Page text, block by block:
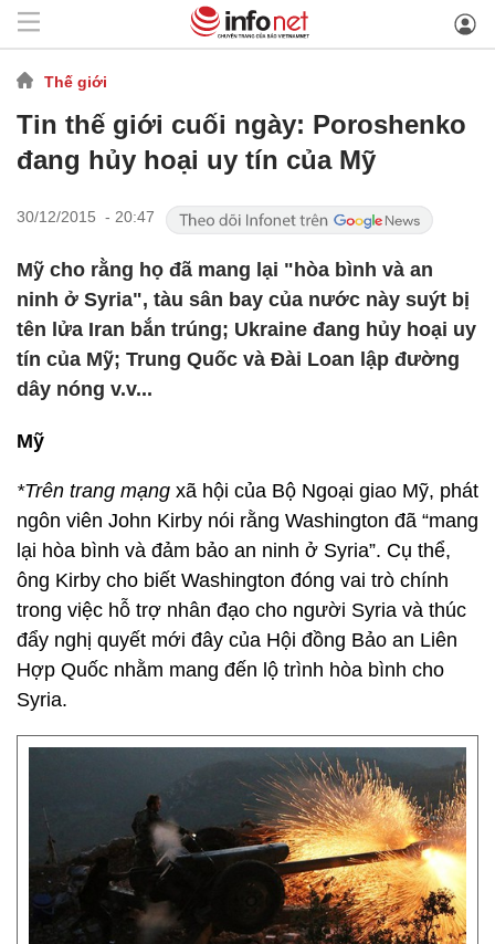
Thế giới
Tin thế giới cuối ngày: Poroshenko
đang hủy hoại uy tín của Mỹ
30/12/2015 - 20:47
Mỹ cho rằng họ đã mang lại "hòa bình và an
ninh ở Syria", tàu sân bay của nước này suýt bị
tên lửa Iran bắn trúng; Ukraine đang hủy hoại uy
tín của Mỹ; Trung Quốc và Đài Loan lập đường
dây nóng v.v...
Mỹ
*Trên trang mạng xã hội của Bộ Ngoại giao Mỹ, phát
ngôn viên John Kirby nói rằng Washington đã “mang
lại hòa bình và đảm bảo an ninh ở Syria”. Cụ thể,
ông Kirby cho biết Washington đóng vai trò chính
trong việc hỗ trợ nhân đạo cho người Syria và thúc
đẩy nghị quyết mới đây của Hội đồng Bảo an Liên
Hợp Quốc nhằm mang đến lộ trình hòa bình cho
Syria.